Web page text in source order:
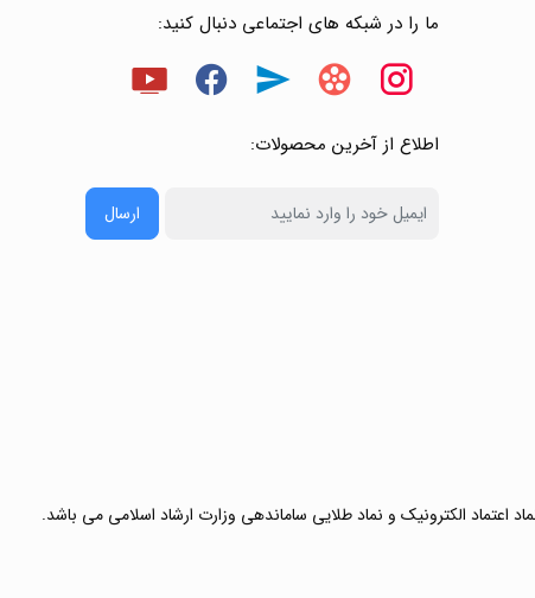
ما را در شبکه های اجتماعی دنبال کنید:
اطلاع از آخرین محصولات:
ارسال
اعتماد الکترونیک و نماد طلایی ساماندهی وزارت ارشاد اسلامی می باشد.